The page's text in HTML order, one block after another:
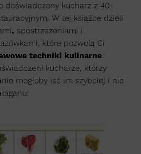
doświadczony kucharz z 40-
W tej książce dzieli
, spostrzeżeniami i
które pozwolą Ci
techniki kulinarne
kucharze, którzy
mogłoby iść im szybciej i nie